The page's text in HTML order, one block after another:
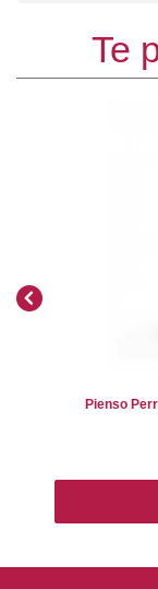
Te
Pienso